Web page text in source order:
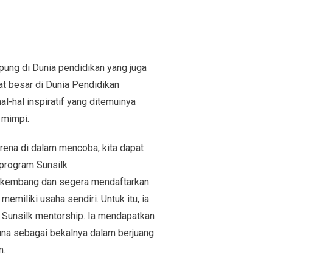
di Dunia pendidikan yang juga
besar di Dunia Pendidikan
hal inspiratif yang ditemuinya
di dalam mencoba, kita dapat
Sunsilk
dan segera mendaftarkan
usaha sendiri. Untuk itu, ia
mentorship. Ia mendapatkan
sebagai bekalnya dalam berjuang